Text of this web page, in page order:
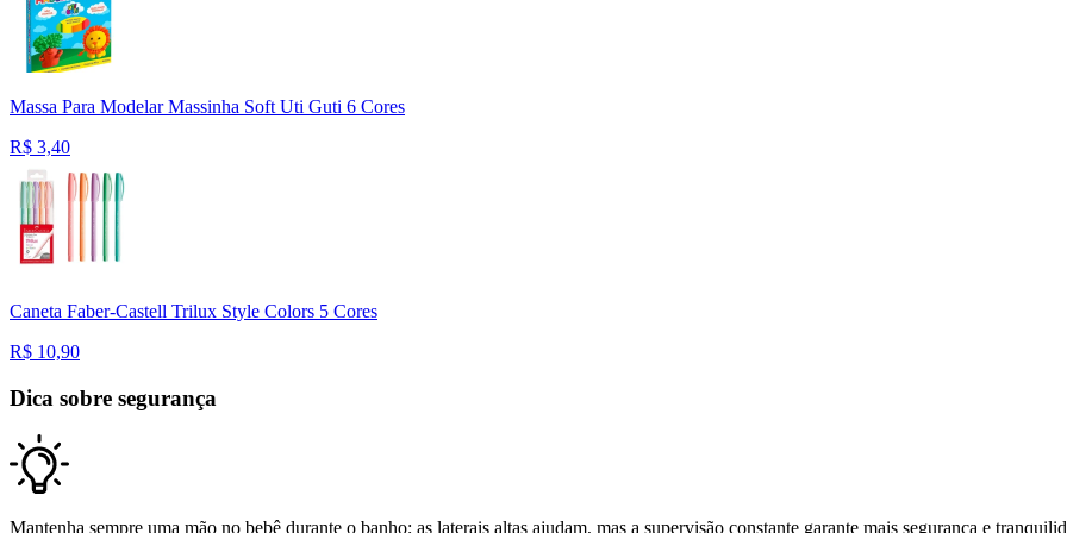
Massa Para Modelar Massinha Soft Uti Guti 6 Cores
R$ 3,40
Caneta Faber-Castell Trilux Style Colors 5 Cores
R$ 10,90
Dica sobre segurança
Mantenha sempre uma mão no bebê durante o banho; as laterais altas ajudam, mas a supervisão constante garante mais segurança e